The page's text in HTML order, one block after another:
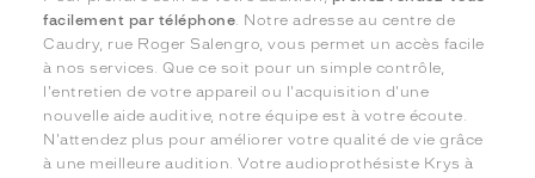
facilement par téléphone. Notre adresse au centre de
Caudry, rue Roger Salengro, vous permet un accès facile
à nos services. Que ce soit pour un simple contrôle,
l'entretien de votre appareil ou l'acquisition d'une
nouvelle aide auditive, notre équipe est à votre écoute.
N'attendez plus pour améliorer votre qualité de vie grâce
à une meilleure audition. Votre audioprothésiste Krys à